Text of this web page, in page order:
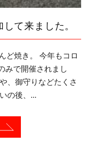
て来ました。
ど焼き。 今年もコロ
みで開催されまし
、御守りなどたくさ
の後、...